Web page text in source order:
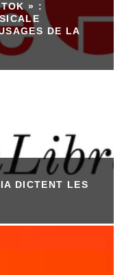
» :
DE LA
DICTENT LES